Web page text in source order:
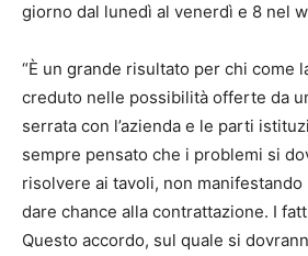
giorno dal lunedì al venerdì e 8 nel
“È un grande risultato per chi come
creduto nelle possibilità offerte da
serrata con l’azienda e le parti
sempre pensato che i problemi si
risolvere ai tavoli, non
dare chance alla contrattazione. I
Questo accordo, sul quale si